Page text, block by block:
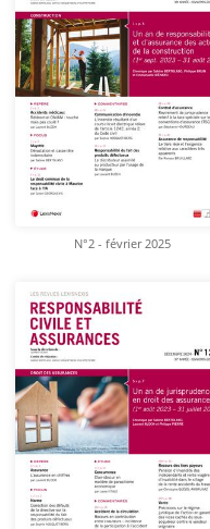
N°2 - février 2025